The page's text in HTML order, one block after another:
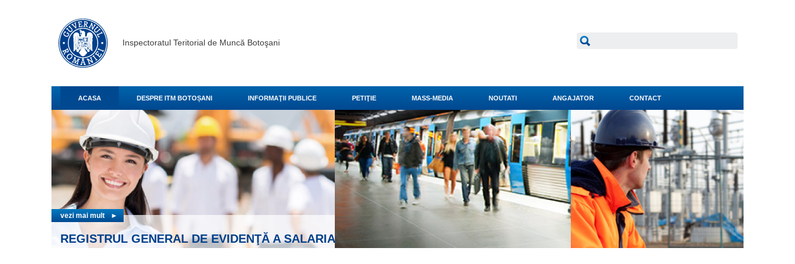
Inspectoratul Teritorial de Muncă Botoşani
ACASA DESPRE ITM BOTOȘANI INFORMAŢII PUBLICE PETIŢIE MASS-MEDIA NOUTATI ANGAJATOR CONTACT
RELAŢII DE MUNCĂ
►